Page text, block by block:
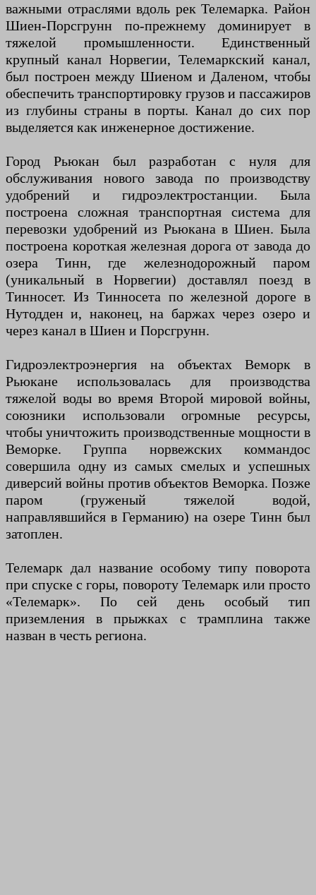
важными отраслями вдоль рек Телемарка. Район
Шиен-Порсгрунн по-прежнему доминирует в
тяжелой промышленности. Единственный
крупный канал Норвегии, Телемаркский канал,
был построен между Шиеном и Даленом, чтобы
обеспечить транспортировку грузов и пассажиров
из глубины страны в порты. Канал до сих пор
выделяется как инженерное достижение.
Город Рьюкан был разработан с нуля для
обслуживания нового завода по производству
удобрений и гидроэлектростанции. Была
построена сложная транспортная система для
перевозки удобрений из Рьюкана в Шиен. Была
построена короткая железная дорога от завода до
озера Тинн, где железнодорожный паром
(уникальный в Норвегии) ​​доставлял поезд в
Тинносет. Из Тинносета по железной дороге в
Нутодден и, наконец, на баржах через озеро и
через канал в Шиен и Порсгрунн.
Гидроэлектроэнергия на объектах Веморк в
Рьюкане использовалась для производства
тяжелой воды во время Второй мировой войны,
союзники использовали огромные ресурсы,
чтобы уничтожить производственные мощности в
Веморке. Группа норвежских коммандос
совершила одну из самых смелых и успешных
диверсий войны против объектов Веморка. Позже
паром (груженый тяжелой водой,
направлявшийся в Германию) на озере Тинн был
затоплен.
Телемарк дал название особому типу поворота
при спуске с горы, повороту Телемарк или просто
«Телемарк». По сей день особый тип
приземления в прыжках с трамплина также
назван в честь региона.